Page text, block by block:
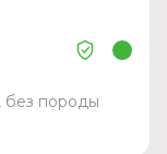
без породы